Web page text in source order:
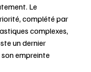
Le
complété par
complexes,
un dernier
empreinte